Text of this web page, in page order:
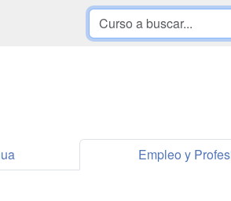
Empleo y